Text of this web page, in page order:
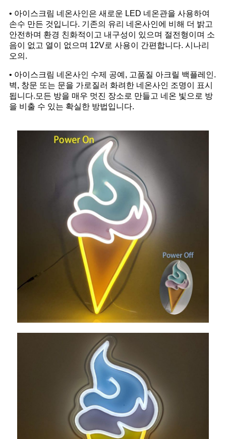
• 아이스크림 네온사인은 새로운 LED 네온관을 사용하여
손수 만든 것입니다. 기존의 유리 네온사인에 비해 더 밝고
안전하며 환경 친화적이고 내구성이 있으며 절전형이며 소
음이 없고 열이 없으며 12V로 사용이 간편합니다. 시나리
오의.
• 아이스크림 네온사인 수제 공예, 고품질 아크릴 백플레인.
벽, 창문 또는 문을 가로질러 화려한 네온사인 조명이 표시
됩니다.모든 방을 매우 멋진 장소로 만들고 네온 빛으로 방
을 비출 수 있는 확실한 방법입니다.